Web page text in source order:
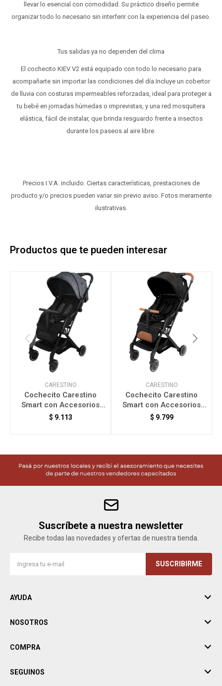
llevar lo esencial con comodidad. Su práctico diseño permite
organizar todo lo necesario sin interferir con la experiencia del paseo.
Tus salidas ya no dependen del clima
El cochecito KIEV V2 está equipado con todo lo necesario para
acompañarte sin importar las condiciones del día.Incluye un cobertor
de lluvia con costuras impermeables reforzadas, ideal para proteger a
tu bebé en jornadas húmedas o imprevistas, y una red mosquitera
elástica, fácil de instalar, que brinda resguardo frente a insectos
durante los paseos al aire libre.
Precios I.V.A. incluido. Ciertas características, prestaciones de
producto y/o precios pueden variar sin previo aviso. Fotos meramente
ilustrativas.
Productos que te pueden interesar
CARESTINO
Cochecito Carestino
Smart con Accesorios
Camuflado CO017-CA
$ 9.113
CARESTINO
Cochecito Carestino
Smart con Accesorios
Negro CO017-NE
$ 9.799
Suscríbete a nuestra newsletter
Recibe todas las novedades y ofertas de nuestra tienda.
SUSCRIBIRME
AYUDA
NOSOTROS
COMPRA
SEGUINOS